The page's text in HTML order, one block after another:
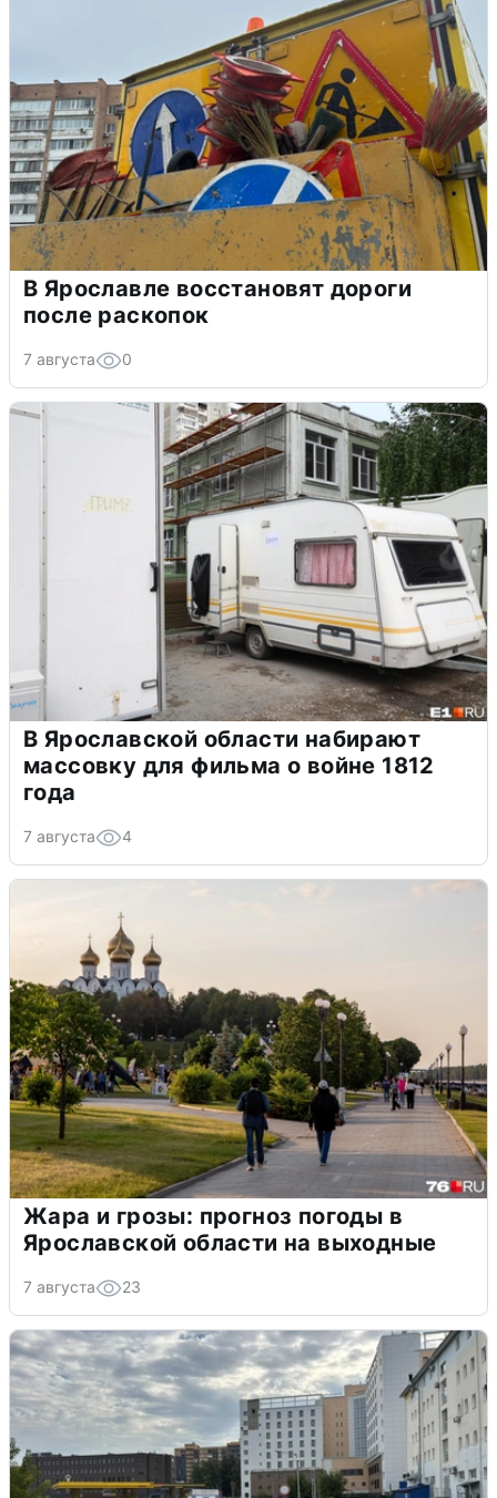
В Ярославле восстановят дороги
после раскопок
7 августа 0
В Ярославской области набирают
массовку для фильма о войне 1812
года
7 августа 4
Жара и грозы: прогноз погоды в
Ярославской области на выходные
7 августа 23